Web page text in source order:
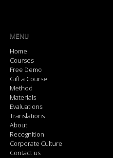
MENU
Home
Courses
Free Demo
Gift a Course
Method
Materials
Evaluations
Translations
About
Recognition
Corporate Culture
Contact us